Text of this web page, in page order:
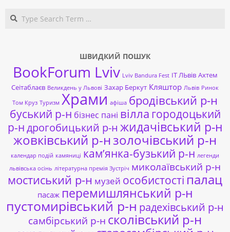
ШВИДКИЙ ПОШУК
BookForum Lviv Lviv Bandura Fest ІТ ЛЬвів Ахтем
Сеітаблаєв Великдень у Львові Захар Беркут Кляштор Львів Ринок
Том Круз Туризм Храми афіша бродівський р-н
буський р-н бізнес пані вілла городоцький
р-ндрогобицький р-н жидачівський р-н
жовківський р-нзолочівський р-н
календар подій камяниці кам’янка-бузький р-н легенди
львівська осінь літературна премія Зустріч миколаївський р-н
мостиський р-н музей особистості палац
пасаж перемишлянський р-н
пустомирівський р-н радехівський р-н
самбірський р-н сколівський р-н